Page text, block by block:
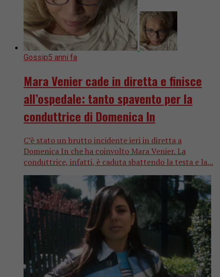
Gossip5 anni fa
Mara Venier cade in diretta e finisce
all’ospedale: tanto spavento per la
conduttrice di Domenica In
C’è stato un brutto incidente ieri in diretta a
Domenica In che ha coinvolto Mara Venier. La
conduttrice, infatti, è caduta sbattendo la testa e la...